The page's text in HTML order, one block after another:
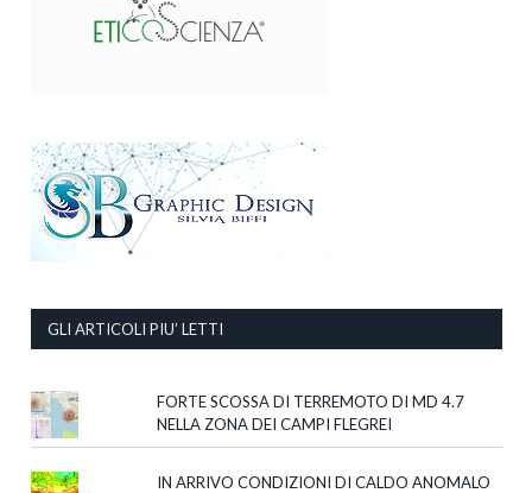
GLI ARTICOLI PIU’ LETTI
FORTE SCOSSA DI TERREMOTO DI MD 4.7
NELLA ZONA DEI CAMPI FLEGREI
IN ARRIVO CONDIZIONI DI CALDO ANOMALO